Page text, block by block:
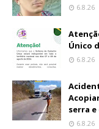
6.8.26
Único
6.8.26
serra
6.8.26